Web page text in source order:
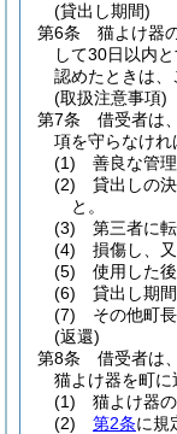
(貸出し期間)
第6条
猫よけ器
して30日以内と
認めたときは、
(取扱注意事項)
第7条
借受者は
項を守らなけれ
(1)
善良な管
(2)
貸出しの
と。
(3)
第三者に
(4)
損傷し、
(5)
使用した
(6)
貸出し期
(7)
その他町
(返還)
第8条
借受者は
猫よけ器を町に
(1)
猫よけ器
(2)
第2条に規